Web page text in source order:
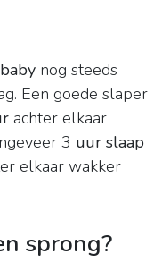
baby nog steeds
Een goede slaper
achter elkaar
3 uur slaap
elkaar wakker
sprong?